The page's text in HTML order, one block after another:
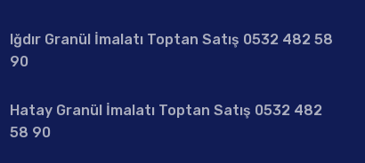
Iğdır Granül İmalatı Toptan Satış 0532 482 58
90
Hatay Granül İmalatı Toptan Satış 0532 482
58 90